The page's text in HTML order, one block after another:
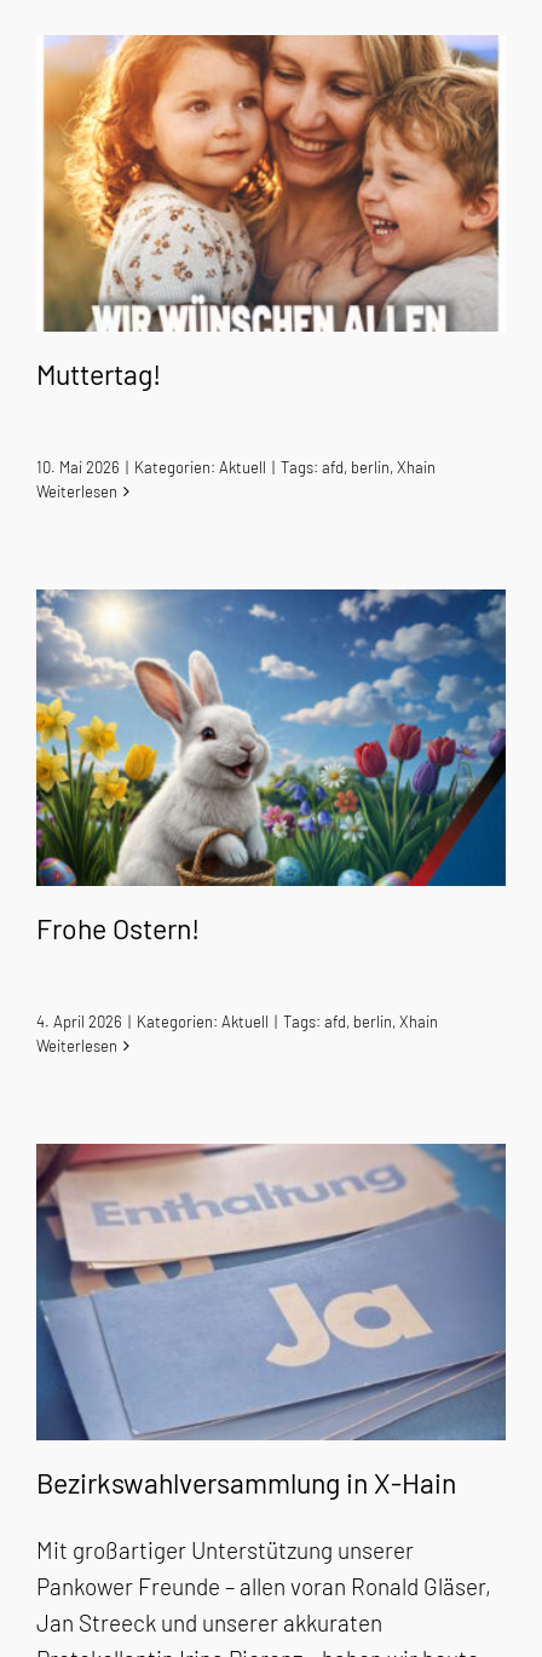
Muttertag!
10. Mai 2026 | Kategorien: Aktuell | Tags: afd, berlin,Xhain
Weiterlesen
Frohe Ostern!
4. April 2026 | Kategorien: Aktuell | Tags: afd, berlin,Xhain
Weiterlesen
Bezirkswahlversammlung in X-Hain
Mit großartiger Unterstützung unserer
Pankower Freunde – allen voran Ronald Gläser,
Jan Streeck und unserer akkuraten